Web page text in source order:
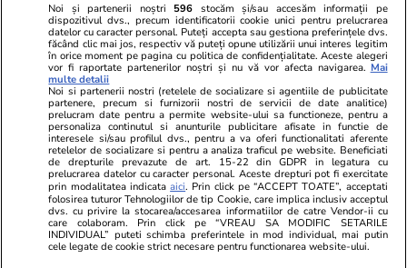
De ce nu stingem lumina când
ne zice Bolojan. Criza Dunării e
doar un avertisment
07 aug.
Cum supraviețuiești unui șef
Noi și partenerii noștri 596 stocăm și/sau accesăm informații pe
dispozitivul dvs., precum identificatorii cookie unici pentru prelucrarea
datelor cu caracter personal. Puteți accepta sau gestiona preferințele dvs.
făcând clic mai jos, respectiv vă puteți opune utilizării unui interes legitim
în orice moment pe pagina cu politica de confidențialitate. Aceste alegeri
vor fi raportate partenerilor noștri și nu vă vor afecta navigarea. Mai
multe detalii
Noi si partenerii nostri (retelele de socializare si agentiile de publicitate
partenere, precum si furnizorii nostri de servicii de date analitice)
prelucram date pentru a permite website-ului sa functioneze, pentru a
personaliza continutul si anunturile publicitare afisate in functie de
interesele si/sau profilul dvs., pentru a va oferi functionalitati aferente
retelelor de socializare si pentru a analiza traficul pe website. Beneficiati
de drepturile prevazute de art. 15-22 din GDPR in legatura cu
prelucrarea datelor cu caracter personal. Aceste drepturi pot fi exercitate
prin modalitatea indicataaici. Prin click pe “ACCEPT TOATE”, acceptati
folosirea tuturor Tehnologiilor de tip Cookie, care implica inclusiv acceptul
dvs. cu privire la stocarea/accesarea informatiilor de catre Vendor-ii cu
care colaboram. Prin click pe “VREAU SA MODIFIC SETARILE
INDIVIDUAL” puteti schimba preferintele in mod individual, mai putin
cele legate de cookie strict necesare pentru functionarea website-ului.